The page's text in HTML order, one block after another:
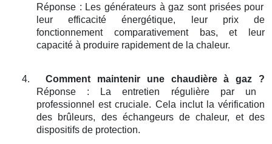
Réponse : Les générateurs à gaz sont prisées pour
leur efficacité énergétique, leur prix de
fonctionnement comparativement bas, et leur
capacité à produire rapidement de la chaleur.
4.
Comment maintenir une chaudière à gaz ?
Réponse : La entretien régulière par un
professionnel est cruciale. Cela inclut la vérification
des brûleurs, des échangeurs de chaleur, et des
dispositifs de protection.